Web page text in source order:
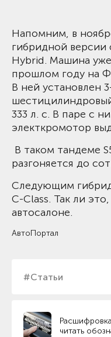
#Статьи
читать
Напомним, в
гибридной версии
Hybrid. Машина
прошлом году на
В ней установлен
333 л. с. В паре с
электкромотор
В таком тандеме
разгоняется до
Следующим
C-Class. Так ли
автосалоне.
АвтоПортал